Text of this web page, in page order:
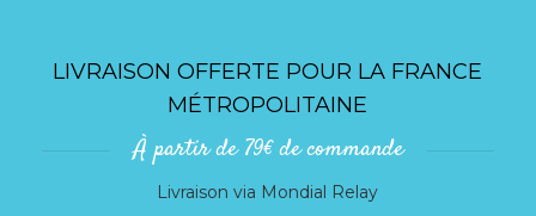
LIVRAISON OFFERTE POUR LA FRANCE
MÉTROPOLITAINE
À partir de 79€ de commande
Livraison via Mondial Relay